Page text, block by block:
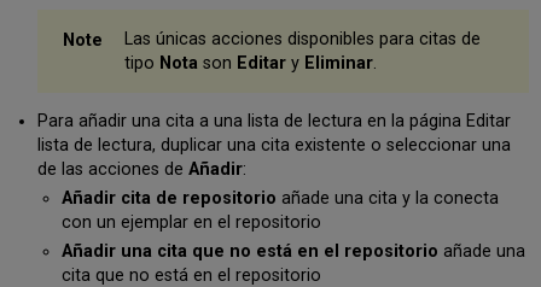
Las únicas acciones disponibles para citas de
tipo Notason Editary Eliminar.
Para añadir una cita a una lista de lectura en la página Editar
lista de lectura, duplicar una cita existente o seleccionar una
de las acciones de Añadir:
Añadir cita de repositorio añade una cita y la conecta
con un ejemplar en el repositorio
Añadir una cita que no está en el repositorio añade una
cita que no está en el repositorio